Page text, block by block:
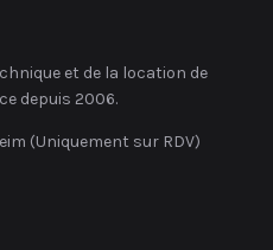
et de la location de
depuis 2006.
(Uniquement sur RDV)